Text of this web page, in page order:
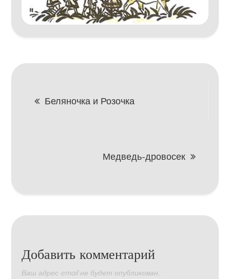
Навигация
Беляночка и Розочка
Медведь-дровосек
Добавить комментарий
Ваш адрес email не будет опубликован.